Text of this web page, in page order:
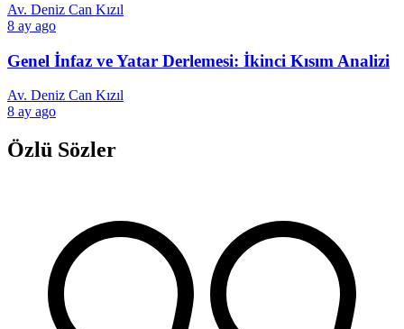
Av. Deniz Can Kızıl
8 ay ago
Genel İnfaz ve Yatar Derlemesi: İkinci Kısım Analizi
Av. Deniz Can Kızıl
8 ay ago
Özlü Sözler